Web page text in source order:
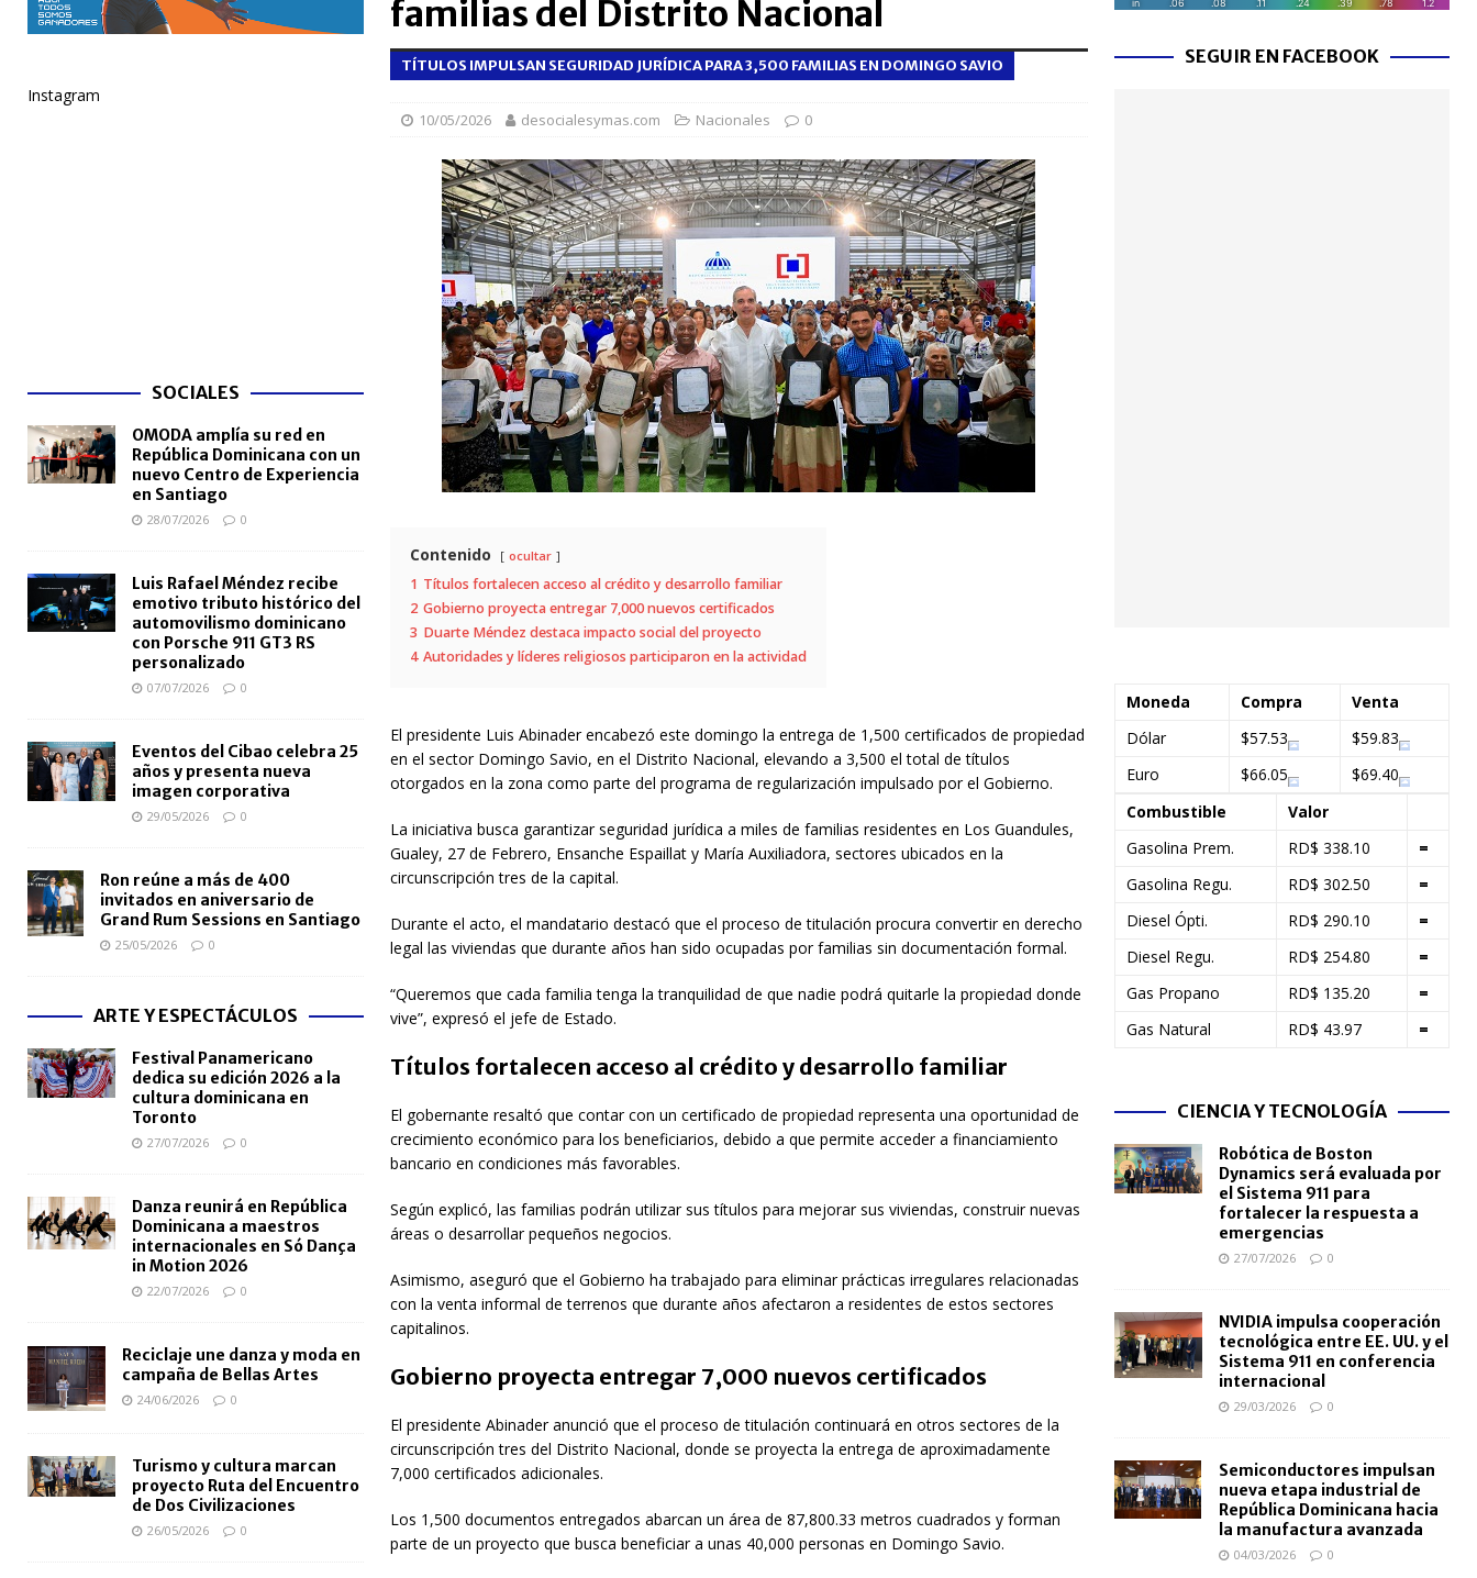
NACIONALES
Arritmia puede explicar por qué el corazón se acelera o parece saltarse latidos
SALUD
Derecho de autor alcanza cifra récord con más de 34 mil obras registradas por la ONDA en el primer
Bono a Mil beneficiará a más de 1.3 millones de estudiantes para el año escolar 2026-2027 NACIONALES
familias del Distrito Nacional
TÍTULOS IMPULSAN SEGURIDAD JURÍDICA PARA 3,500 FAMILIAS EN DOMINGO SAVIO
10/05/2026 desocialesymas.com Nacionales 0
Contenido ocultar
1 Títulos fortalecen acceso al crédito y desarrollo familiar
2 Gobierno proyecta entregar 7,000 nuevos certificados
3 Duarte Méndez destaca impacto social del proyecto
4 Autoridades y líderes religiosos participaron en la actividad
El presidente Luis Abinaderencabezó este domingo la entrega de 1,500 certificados de propiedad
en el sector Domingo Savio, en el Distrito Nacional, elevando a 3,500 el total de títulos
otorgados en la zona como parte del programa de regularización impulsado por el Gobierno.
La iniciativa busca garantizar seguridad jurídica a miles de familias residentes en Los Guandules,
Gualey, 27 de Febrero, Ensanche Espaillat y María Auxiliadora, sectores ubicados en la
circunscripción tres de la capital.
Durante el acto, el mandatario destacó que el proceso de titulación procura convertir en derecho
legal las viviendas que durante años han sido ocupadas por familias sin documentación formal.
“Queremos que cada familia tenga la tranquilidad de que nadie podrá quitarle la propiedad donde
vive”, expresó el jefe de Estado.
Títulos fortalecen acceso al crédito y desarrollo familiar
El gobernante resaltó que contar con un certificado de propiedad representa una oportunidad de
crecimiento económico para los beneficiarios, debido a que permite acceder a financiamiento
bancario en condiciones más favorables.
Según explicó, las familias podrán utilizar sus títulos para mejorar sus viviendas, construir nuevas
áreas o desarrollar pequeños negocios.
Asimismo, aseguró que el Gobierno ha trabajado para eliminar prácticas irregulares relacionadas
con la venta informal de terrenos que durante años afectaron a residentes de estos sectores
capitalinos.
Gobierno proyecta entregar 7,000 nuevos certificados
El presidente Abinader anunció que el proceso de titulación continuará en otros sectores de la
circunscripción tres del Distrito Nacional, donde se proyecta la entrega de aproximadamente
7,000 certificados adicionales.
Los 1,500 documentos entregados abarcan un área de 87,800.33 metros cuadrados y forman
parte de un proyecto que busca beneficiar a unas 40,000 personas en Domingo Savio.
Instagram
SOCIALES
OMODA amplía su red en
República Dominicana con un
nuevo Centro de Experiencia
en Santiago
28/07/2026 0
Luis Rafael Méndez recibe
emotivo tributo histórico del
automovilismo dominicano
con Porsche 911 GT3 RS
personalizado
07/07/2026 0
Eventos del Cibao celebra 25
años y presenta nueva
imagen corporativa
29/05/2026 0
Ron reúne a más de 400
invitados en aniversario de
Grand Rum Sessions en Santiago
25/05/2026 0
ARTE Y ESPECTÁCULOS
Festival Panamericano
dedica su edición 2026 a la
cultura dominicana en
Toronto
27/07/2026 0
Danza reunirá en República
Dominicana a maestros
internacionales en Só Dança
in Motion 2026
22/07/2026 0
Reciclaje une danza y moda en
campaña de Bellas Artes
24/06/2026 0
Turismo y cultura marcan
proyecto Ruta del Encuentro
de Dos Civilizaciones
26/05/2026 0
SEGUIR EN FACEBOOK
Moneda Compra
Venta
Dólar
$57.53
$59.83
Euro
$66.05
$69.40
Combustible
Valor
Gasolina Prem.
RD$ 338.10
=
Gasolina Regu.
RD$ 302.50
=
Diesel Ópti.
RD$ 290.10
=
Diesel Regu.
RD$ 254.80
=
Gas Propano
RD$ 135.20
=
Gas Natural
RD$ 43.97 =
CIENCIA Y TECNOLOGÍA
Robótica de Boston
Dynamics será evaluada por
el Sistema 911 para
fortalecer la respuesta a
emergencias
27/07/2026 0
NVIDIA impulsa cooperación
tecnológica entre EE. UU. y el
Sistema 911 en conferencia
internacional
29/03/2026 0
Semiconductores impulsan
nueva etapa industrial de
República Dominicana hacia
la manufactura avanzada
04/03/2026 0